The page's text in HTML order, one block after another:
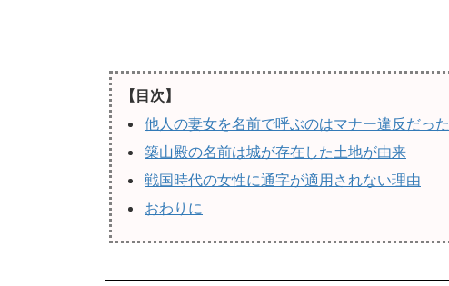
【目次】
他人の妻女を名前で呼ぶのはマナー違反だった
築山殿の名前は城が存在した土地が由来
戦国時代の女性に通字が適用されない理由
おわりに